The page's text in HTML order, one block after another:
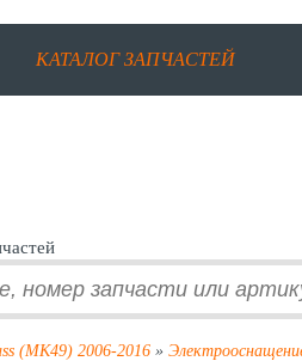
КАТАЛОГ ЗАПЧАСТЕЙ
(MK49) 2006-2016 »